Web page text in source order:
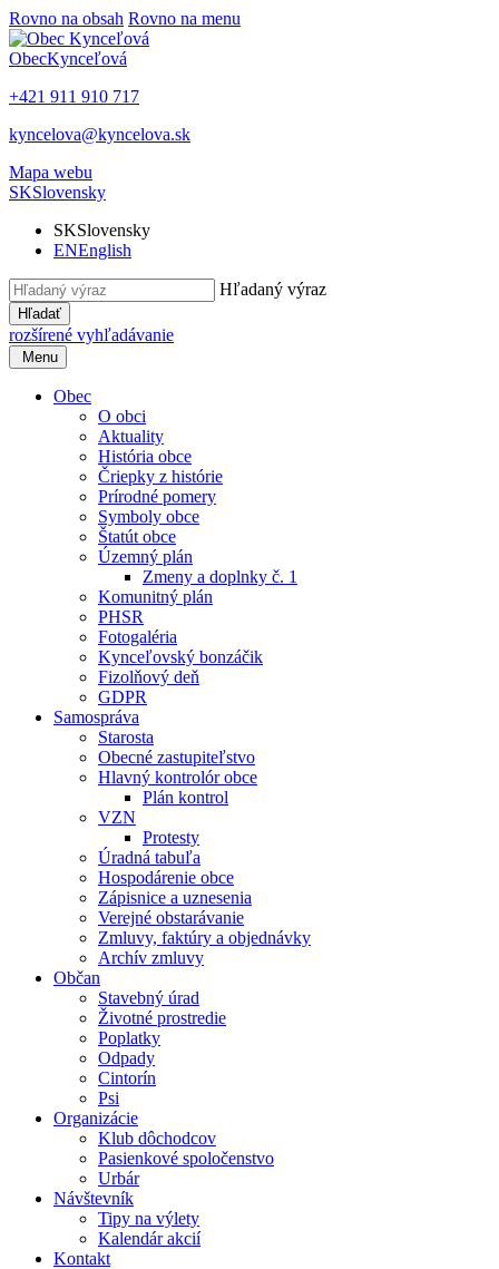
Rovno na obsah Rovno na menu
ObecKynceľová
+421 911 910 717
kyncelova@kyncelova.sk
Mapa webu
SKSlovensky
SKSlovensky
ENEnglish
Hľadaný výraz
Hľadať
rozšírené vyhľadávanie
Menu
Obec
O obci
Aktuality
História obce
Čriepky z histórie
Prírodné pomery
Symboly obce
Štatút obce
Územný plán
Zmeny a doplnky č. 1
Komunitný plán
PHSR
Fotogaléria
Kynceľovský bonzáčik
Fizolňový deň
GDPR
Samospráva
Starosta
Obecné zastupiteľstvo
Hlavný kontrolór obce
Plán kontrol
VZN
Protesty
Úradná tabuľa
Hospodárenie obce
Zápisnice a uznesenia
Verejné obstarávanie
Zmluvy, faktúry a objednávky
Archív zmluvy
Občan
Stavebný úrad
Životné prostredie
Poplatky
Odpady
Cintorín
Psi
Organizácie
Klub dôchodcov
Pasienkové spoločenstvo
Urbár
Návštevník
Tipy na výlety
Kalendár akcií
Kontakt